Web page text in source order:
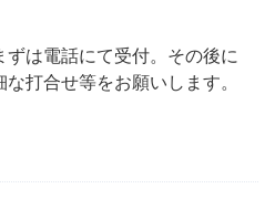
ずは電話にて受付。その後に
打合せ等をお願いします。